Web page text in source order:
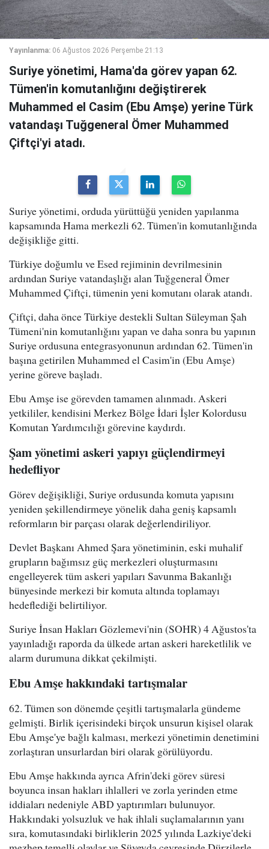
Yayınlanma: 06 Ağustos 2026 Perşembe 21:13
Suriye yönetimi, Hama'da görev yapan 62.
Tümen'in komutanlığını değiştirerek
Muhammed el Casim (Ebu Amşe) yerine Türk
vatandaşı Tuğgeneral Ömer Muhammed
Çiftçi'yi atadı.
Suriye yönetimi, orduda yürüttüğü yeniden yapılanma
kapsamında Hama merkezli 62. Tümen'in komutanlığında
değişikliğe gitti.
Türkiye doğumlu ve Esed rejiminin devrilmesinin
ardından Suriye vatandaşlığı alan Tuğgeneral Ömer
Muhammed Çiftçi, tümenin yeni komutanı olarak atandı.
Çiftçi, daha önce Türkiye destekli Sultan Süleyman Şah
Tümeni'nin komutanlığını yapan ve daha sonra bu yapının
Suriye ordusuna entegrasyonunun ardından 62. Tümen'in
başına getirilen Muhammed el Casim'in (Ebu Amşe)
yerine göreve başladı.
Ebu Amşe ise görevden tamamen alınmadı. Askeri
yetkililer, kendisini Merkez Bölge İdari İşler Kolordusu
Komutan Yardımcılığı görevine kaydırdı.
Şam yönetimi askeri yapıyı güçlendirmeyi
hedefliyor
Görev değişikliği, Suriye ordusunda komuta yapısını
yeniden şekillendirmeye yönelik daha geniş kapsamlı
reformların bir parçası olarak değerlendiriliyor.
Devlet Başkanı Ahmed Şara yönetiminin, eski muhalif
grupların bağımsız güç merkezleri oluşturmasını
engelleyerek tüm askeri yapıları Savunma Bakanlığı
bünyesinde merkezi bir komuta altında toplamayı
hedeflediği belirtiliyor.
Suriye İnsan Hakları Gözlemevi'nin (SOHR) 4 Ağustos'ta
yayınladığı raporda da ülkede artan askeri hareketlilik ve
alarm durumuna dikkat çekilmişti.
Ebu Amşe hakkındaki tartışmalar
62. Tümen son dönemde çeşitli tartışmalarla gündeme
gelmişti. Birlik içerisindeki birçok unsurun kişisel olarak
Ebu Amşe'ye bağlı kalması, merkezi yönetimin denetimini
zorlaştıran unsurlardan biri olarak görülüyordu.
Ebu Amşe hakkında ayrıca Afrin'deki görev süresi
boyunca insan hakları ihlalleri ve zorla yerinden etme
iddiaları nedeniyle ABD yaptırımları bulunuyor.
Hakkındaki yolsuzluk ve hak ihlali suçlamalarının yanı
sıra, komutasındaki birliklerin 2025 yılında Lazkiye'deki